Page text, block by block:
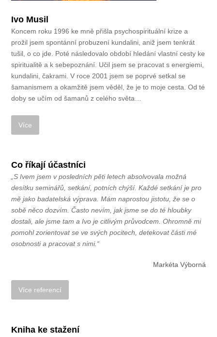
Ivo Musil
Koncem roku 1996 ke mně přišla psychospirituální krize a
prožil jsem spontánní probuzení kundalini, aniž jsem tenkrát
tušil, o co jde. Poté následovalo období hledání vlastní cesty ke
spiritualitě a k sebepoznání. Učil jsem se pracovat s energiemi,
kundalini, čakrami. V roce 2001 jsem se poprvé setkal se
šamanismem a okamžitě jsem věděl, že je to moje cesta. Od té
doby se učím od šamanů z celého světa…
Co říkají účastníci
„S Ivem jsem v posledních pěti letech absolvovala možná
desítku seminářů, setkání, potních chýší. Každé setkání je pro
mě jako badatelská výprava. Mám naprostou jistotu, že se o
sobě něco dozvím. Často nevím, jak jsme se do té hloubky
dostali, ale jsme tam a Ivo je citlivým průvodcem. Ohromně mi
pomohl zorientovat se ve svých pocitech, detekovat části mé
osobnosti a pracovat s nimi.“
Markéta Výborná
Kniha ke stažení